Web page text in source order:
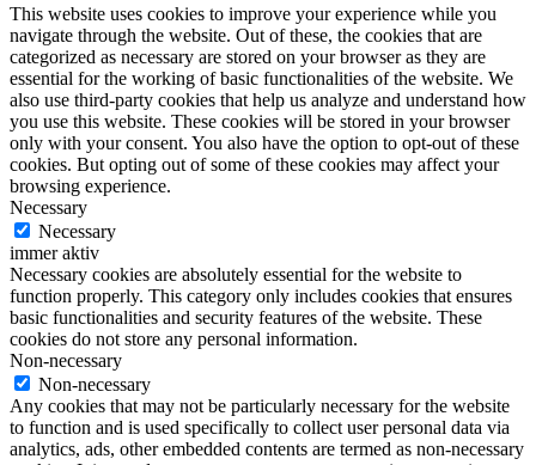
This website uses cookies to improve your experience while you
navigate through the website. Out of these, the cookies that are
categorized as necessary are stored on your browser as they are
essential for the working of basic functionalities of the website. We
also use third-party cookies that help us analyze and understand how
you use this website. These cookies will be stored in your browser
only with your consent. You also have the option to opt-out of these
cookies. But opting out of some of these cookies may affect your
browsing experience.
Necessary
Necessary
immer aktiv
Necessary cookies are absolutely essential for the website to
function properly. This category only includes cookies that ensures
basic functionalities and security features of the website. These
cookies do not store any personal information.
Non-necessary
Non-necessary
Any cookies that may not be particularly necessary for the website
to function and is used specifically to collect user personal data via
analytics, ads, other embedded contents are termed as non-necessary